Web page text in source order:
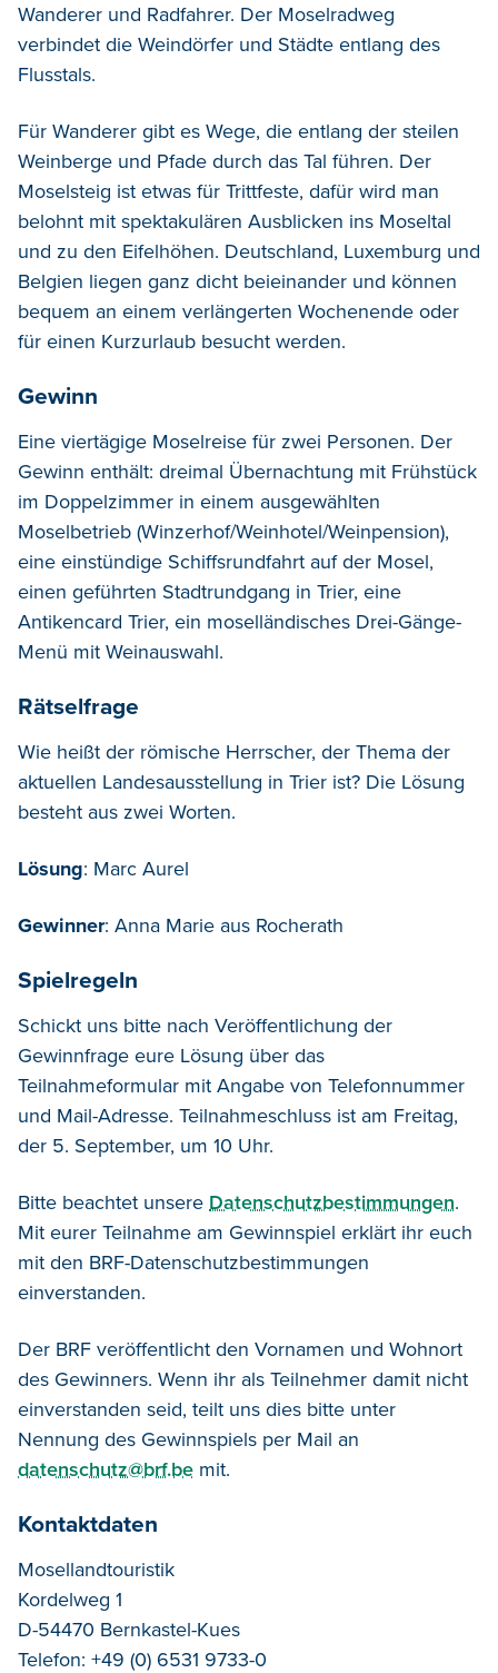
Wanderer und Radfahrer. Der Moselradweg
verbindet die Weindörfer und Städte entlang des
Flusstals.
Für Wanderer gibt es Wege, die entlang der steilen
Weinberge und Pfade durch das Tal führen. Der
Moselsteig ist etwas für Trittfeste, dafür wird man
belohnt mit spektakulären Ausblicken ins Moseltal
und zu den Eifelhöhen. Deutschland, Luxemburg und
Belgien liegen ganz dicht beieinander und können
bequem an einem verlängerten Wochenende oder
für einen Kurzurlaub besucht werden.
Gewinn
Eine viertägige Moselreise für zwei Personen. Der
Gewinn enthält: dreimal Übernachtung mit Frühstück
im Doppelzimmer in einem ausgewählten
Moselbetrieb (Winzerhof/Weinhotel/Weinpension),
eine einstündige Schiffsrundfahrt auf der Mosel,
einen geführten Stadtrundgang in Trier, eine
Antikencard Trier, ein moselländisches Drei-Gänge-
Menü mit Weinauswahl.
Rätselfrage
Wie heißt der römische Herrscher, der Thema der
aktuellen Landesausstellung in Trier ist? Die Lösung
besteht aus zwei Worten.
Lösung: Marc Aurel
Gewinner: Anna Marie aus Rocherath
Spielregeln
Schickt uns bitte nach Veröffentlichung der
Gewinnfrage eure Lösung über das
Teilnahmeformular mit Angabe von Telefonnummer
und Mail-Adresse. Teilnahmeschluss ist am Freitag,
der 5. September, um 10 Uhr.
Bitte beachtet unsere Datenschutzbestimmungen.
Mit eurer Teilnahme am Gewinnspiel erklärt ihr euch
mit den BRF-Datenschutzbestimmungen
einverstanden.
Der BRF veröffentlicht den Vornamen und Wohnort
des Gewinners. Wenn ihr als Teilnehmer damit nicht
einverstanden seid, teilt uns dies bitte unter
Nennung des Gewinnspiels per Mail an
datenschutz@brf.be mit.
Kontaktdaten
Mosellandtouristik
Kordelweg 1
D-54470 Bernkastel-Kues
Telefon: +49 (0) 6531 9733-0